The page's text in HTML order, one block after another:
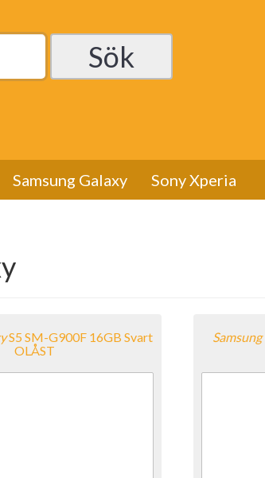
Samsung Galaxy Sony Xperia
S5 SM-G900F 16GB Svart
OLÅST
Samsung